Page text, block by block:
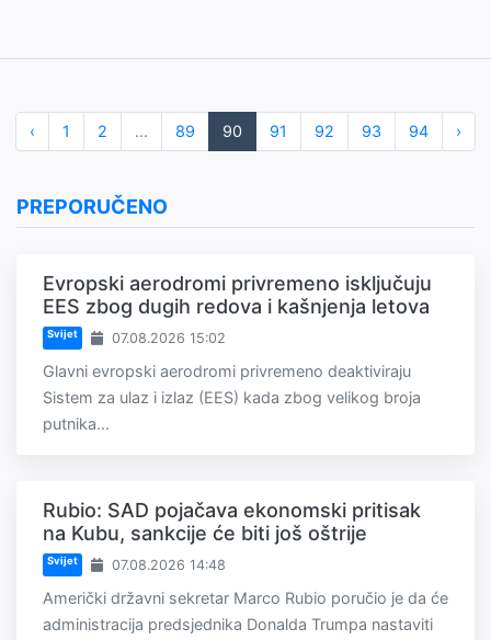
‹ 1 2 ... 89 90 91 92 93 94 ›
PREPORUČENO
Evropski aerodromi privremeno isključuju
EES zbog dugih redova i kašnjenja letova
Svijet 07.08.2026 15:02
Glavni evropski aerodromi privremeno deaktiviraju
Sistem za ulaz i izlaz (EES) kada zbog velikog broja
putnika...
Rubio: SAD pojačava ekonomski pritisak
na Kubu, sankcije će biti još oštrije
Svijet 07.08.2026 14:48
Američki državni sekretar Marco Rubio poručio je da će
administracija predsjednika Donalda Trumpa nastaviti